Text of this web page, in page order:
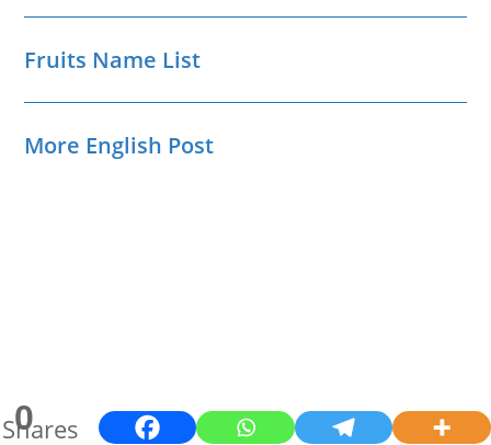
0
Shares
Fruits Name List
More English Post